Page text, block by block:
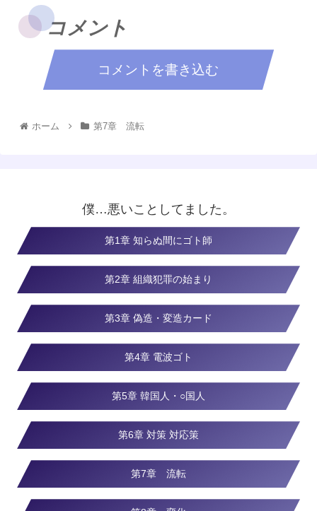
コメント
コメントを書き込む
ホーム 第7章 流転
僕…悪いことしてました。
第1章 知らぬ間にゴト師
第2章 組織犯罪の始まり
第3章 偽造・変造カード
第4章 電波ゴト
第5章 韓国人・○国人
第6章 対策 対応策
第7章 流転